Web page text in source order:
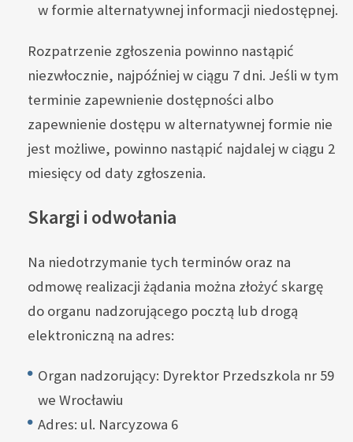
w formie alternatywnej informacji niedostępnej.
Rozpatrzenie zgłoszenia powinno nastąpić
niezwłocznie, najpóźniej w ciągu 7 dni. Jeśli w tym
terminie zapewnienie dostępności albo
zapewnienie dostępu w alternatywnej formie nie
jest możliwe, powinno nastąpić najdalej w ciągu 2
miesięcy od daty zgłoszenia.
Skargi i odwołania
Na niedotrzymanie tych terminów oraz na
odmowę realizacji żądania można złożyć skargę
do organu nadzorującego pocztą lub drogą
elektroniczną na adres:
Organ nadzorujący: Dyrektor Przedszkola nr 59
we Wrocławiu
Adres: ul. Narcyzowa 6